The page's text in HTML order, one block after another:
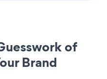
of
Brand